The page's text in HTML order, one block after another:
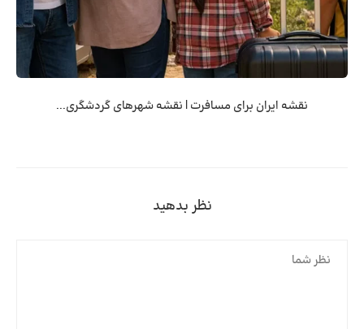
نقشه ایران برای مسافرت | نقشه شهرهای گردشگری...
نظر بدهید